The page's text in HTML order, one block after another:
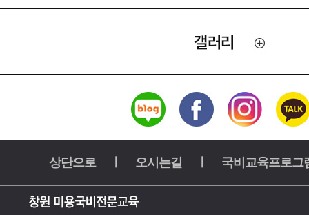
상단으로 오시는길 국비교육프로그